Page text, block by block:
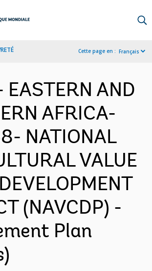
Cette page en : Français
EASTERN AND
AFRICA-
NATIONAL
VALUE
(NAVCDP) -
Plan